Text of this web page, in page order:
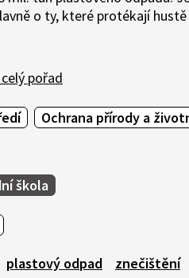
o ty, které protékají
pořad
Ochrana přírody a
škola
plastový odpad
znečištění